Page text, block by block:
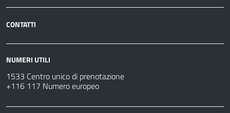
CONTATTI
NUMERI UTILI
1533 Centro unico di prenotazione
+116 117 Numero europeo